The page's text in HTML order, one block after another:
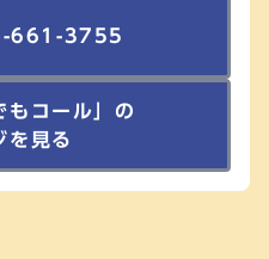
661-3755
もコール」の
を見る